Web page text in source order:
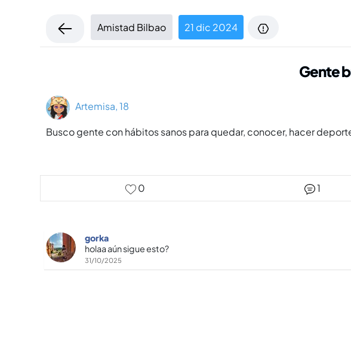
Amistad Bilbao 21 dic 2024
Gente
Artemisa, 18
Busco gente con hábitos sanos para quedar, conocer, hacer
0 1
gorka
holaa aún sigue esto?
31/10/2025